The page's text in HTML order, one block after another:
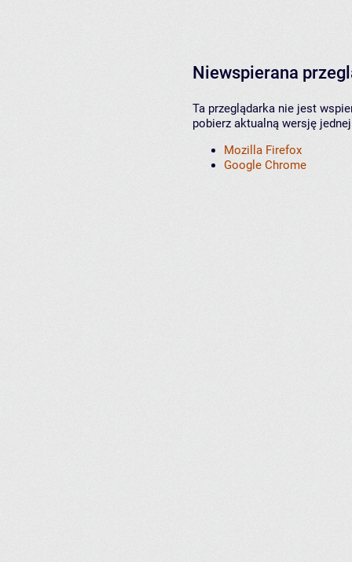
Niewspierana
Ta przeglądarka nie jest
pobierz aktualną wersję
Mozilla Firefox
Google Chrome